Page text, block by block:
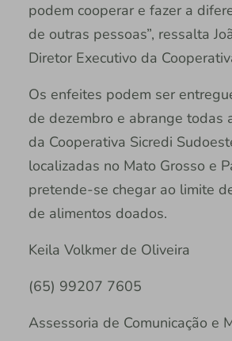
podem cooperar e fazer a
de outras pessoas”, ressalta
Diretor Executivo da
Os enfeites podem ser
de dezembro e abrange todas
da Cooperativa Sicredi
localizadas no Mato Grosso e
pretende-se chegar ao limite
de alimentos doados.
Keila Volkmer de Oliveira
(65) 99207 7605
Assessoria de Comunicação e